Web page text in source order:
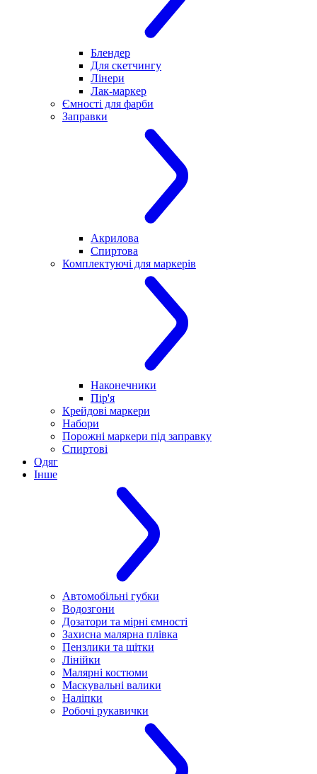
Блендер
Для скетчингу
Лінери
Лак-маркер
Ємності для фарби
Заправки
Акрилова
Спиртова
Комплектуючі для маркерів
Наконечники
Пір'я
Крейдові маркери
Набори
Порожні маркери під заправку
Спиртові
Одяг
Інше
Автомобільні губки
Водозгони
Дозатори та мірні ємності
Захисна малярна плівка
Пензлики та щітки
Лінійки
Малярні костюми
Маскувальні валики
Наліпки
Робочі рукавички